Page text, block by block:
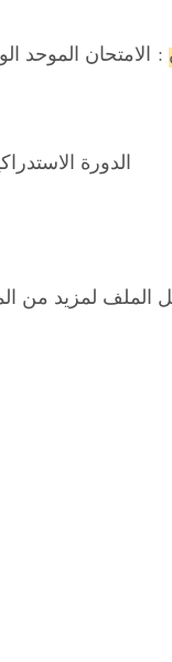
:
الدورة الاستدراكية 15و 16 و 18 و19
الملف لمزيد من